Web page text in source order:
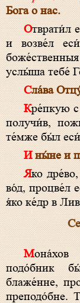
Бога о нас.
Отврати́л еси́ плещи́ своя́ от мирски́я красоты́
и возве́л
услы́ша тебе́
Сла́ва
Кре́пкую с высоты́ по́мощь и озаре́ние ра́зума
получи́в,
те́мже бы́л
И ны́не и
Яко дре́во, о́тче, насажде́нное при исхо́дящих
во́д, процве́л
я́ко ке́др в
Мона́хов све́рстник яви́лся еси́, му́дре,
подо́бник
блаже́нне,
преподо́бне.